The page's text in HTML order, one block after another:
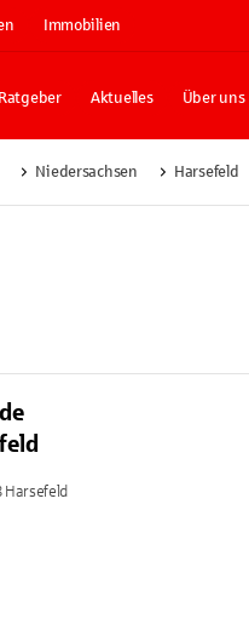
Immobilien
Ratgeber Aktuelles Über uns
Niedersachsen Harsefeld
Harsefeld